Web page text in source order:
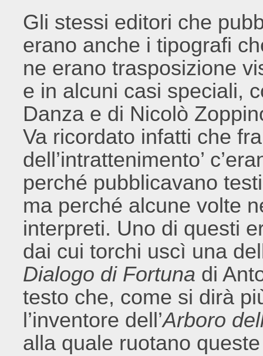
Gli stessi editori che
erano anche i tipografi
ne erano trasposizione
e in alcuni casi speciali,
Danza e di Nicolò
Va ricordato infatti che
dell’intrattenimento’
perché pubblicavano
ma perché alcune volte
interpreti. Uno di questi
dai cui torchi uscì una
Dialogo di Fortuna di
testo che, come si dirà
l’inventore dell’Arboro
alla quale ruotano